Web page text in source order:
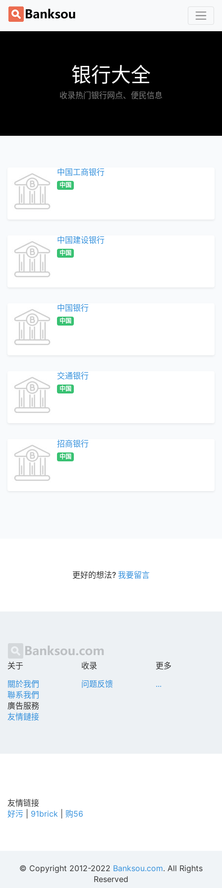
银行大全
收录热门银行网点、便民信息
中国工商银行
中国
中国建设银行
中国
中国银行
中国
交通银行
中国
招商银行
中国
更好的想法? 我要留言
关于
關於我們
聯系我們
廣告服務
友情鏈接
收录
问题反馈
更多
...
友情链接
好污
91brick 购56
© Copyright 2012-2022 Banksou.com. All Rights
Reserved